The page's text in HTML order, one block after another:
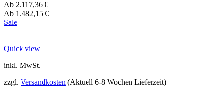
Ab2.117,36€
Ab 1.482,15 €
Sale
Quick view
inkl. MwSt.
zzgl. Versandkosten (Aktuell 6-8 Wochen Lieferzeit)